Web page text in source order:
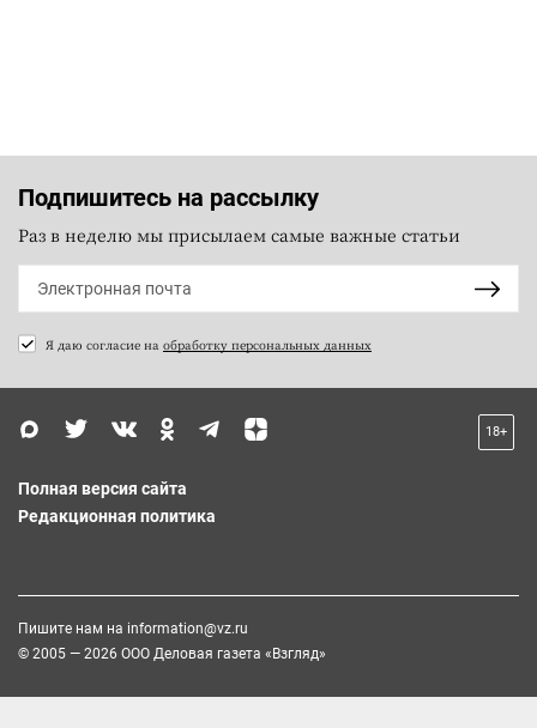
Подпишитесь на рассылку
Раз в неделю мы присылаем самые важные статьи
Я даю согласие на обработку персональных данных
18+
Полная версия сайта
Редакционная политика
Пишите нам на information@vz.ru
© 2005 — 2026 ООО Деловая газета «Взгляд»